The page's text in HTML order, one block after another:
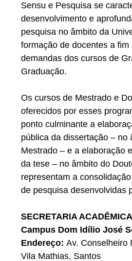
Sensu e Pesquisa se
desenvolvimento e
pesquisa no âmbito da
formação de docentes a fim
demandas dos cursos de
Graduação.
Os cursos de Mestrado e
oferecidos por esses
ponto culminante a
pública da dissertação – no
Mestrado – e a elaboração
da tese – no âmbito do
representam a
de pesquisa desenvolvidas
SECRETARIA ACADÊMICA
Campus Dom Idílio José
Endereço: Av. Conselheiro
Vila Mathias, Santos